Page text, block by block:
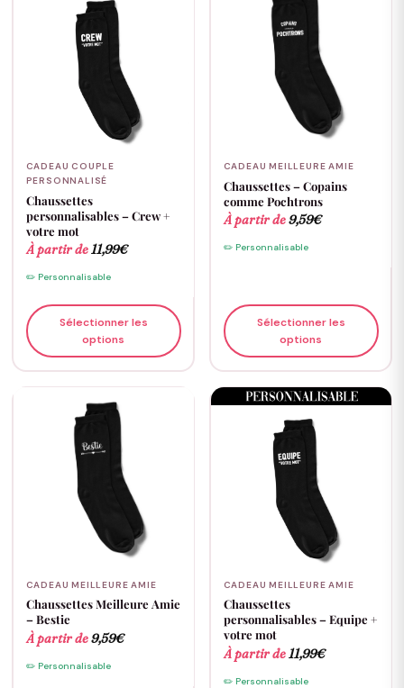
CADEAU COUPLE
PERSONNALISÉ
Chaussettes
personnalisables – Crew +
votre mot
À partir de11,99€
✏️ Personnalisable
Sélectionner les
options
CADEAU MEILLEURE AMIE
Chaussettes – Copains
comme Pochtrons
À partir de9,59€
✏️ Personnalisable
Sélectionner les
options
CADEAU MEILLEURE AMIE
Chaussettes Meilleure Amie
– Bestie
À partir de9,59€
✏️ Personnalisable
CADEAU MEILLEURE AMIE
Chaussettes
personnalisables – Equipe +
votre mot
À partir de11,99€
✏️ Personnalisable